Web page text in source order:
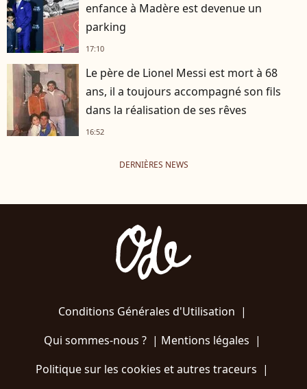
enfance à Madère est devenue un
parking
17:10
Le père de Lionel Messi est mort à 68
ans, il a toujours accompagné son fils
dans la réalisation de ses rêves
16:52
DERNIÈRES NEWS
Conditions Générales d'Utilisation |
Qui sommes-nous ?| Mentions légales |
Politique sur les cookies et autres traceurs |